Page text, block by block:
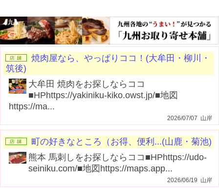
焼肉屋なら、やっぱりココ！(大牟田・柳川・
筑後)
大牟田 焼肉をお探しならココ
■HPhttps://yakiniku-kiko.owst.jp/■地図
https://ma...
2026/07/07 山岸
町の好きなところ（お得、便利...(山鹿・菊池)
熊本 馬刺しをお探しならココ■HPhttps://udo-
seiniku.com/■地図https://maps.app...
2026/06/19 山岸